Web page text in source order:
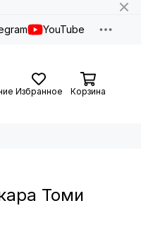
YouTube
Избранное Корзина
Томи